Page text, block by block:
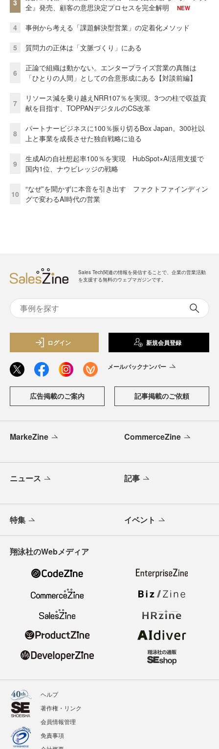
3
全』発売、顧客の意思決定プロセスを完全解明
NEW
4 事例から考える「課題解決型営業」の定着化メソッド
5 質問力の正体は「文脈づくり」にある
6
正論で組織は動かない。エンタープライズ営業の真髄は
「ひとりの人間」としての合意形成にある【対談前編】
7
リソース減を乗り越えNRR107％を実現。3つの柱で収益貢
献を目指す、TOPPANデジタルのCS改革
8
パートナービジネスに100％振り切るBox Japan。300社以
上と事業を成長させた独自戦略に迫る
9
生成AIの自社想起率100％を実現 HubSpot×AI活用支援で
国内1位、ナウビレッジの戦略
10
“なぜ”を聞かずに本音を引き出す ファクトファインディン
グで変わるAI時代の営業
Sales Tech関連の情報を発信することで、企業の営業活動
を支援する無料のウェブマガジンです。
ログイン 新規会員登録
メールバックナンバー
広告掲載のご案内 記事掲載のご依頼
MarkeZine CommerceZine
ニュース 記事
特集 イベント
翔泳社のWebメディア
ヘルプ
著作権・リンク
会員情報管理
免責事項